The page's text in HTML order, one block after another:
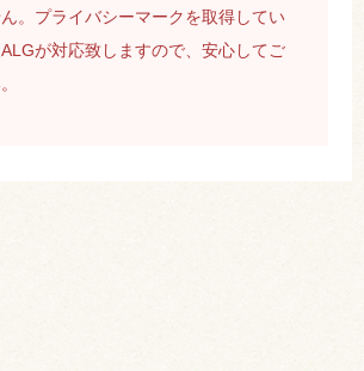
。プライバシーマークを取得してい
が対応致しますので、安心してご